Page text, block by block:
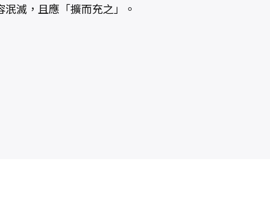
滅，且應「擴而充之」。